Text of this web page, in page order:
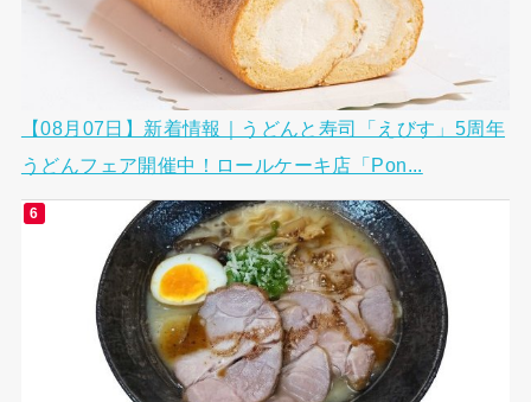
【08月07日】新着情報｜うどんと寿司「えびす」5周年
うどんフェア開催中！ロールケーキ店「Pon...